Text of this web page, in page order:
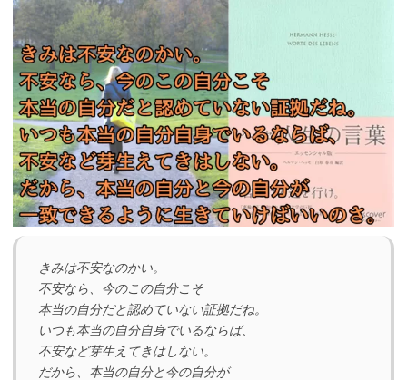
きみは不安なのかい。
不安なら、今のこの自分こそ
本当の自分だと認めていない証拠だね。
いつも本当の自分自身でいるならば、
不安など芽生えてきはしない。
だから、本当の自分と今の自分が